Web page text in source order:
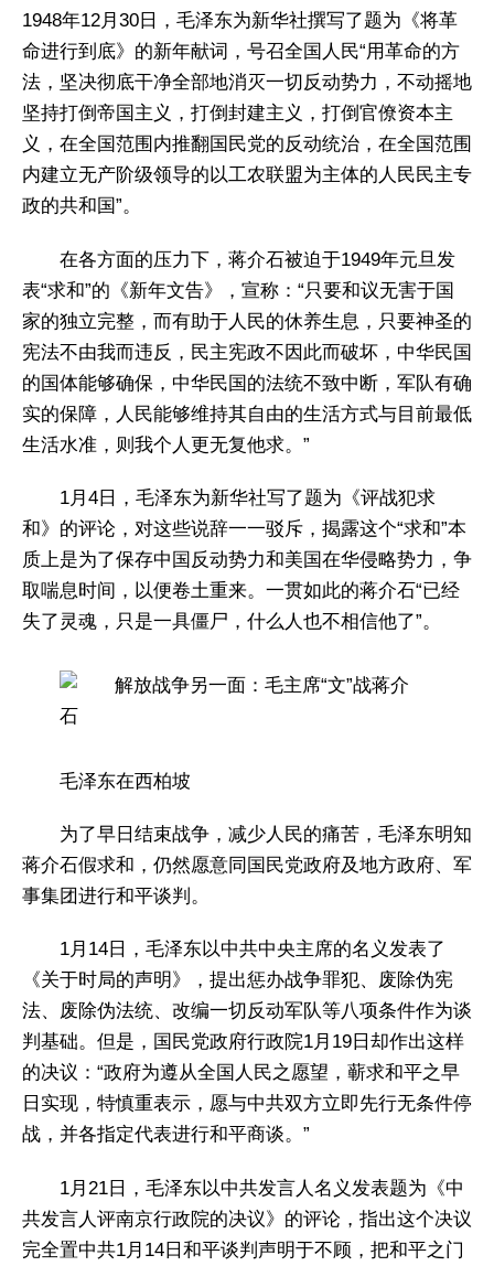
1948年12月30日，毛泽东为新华社撰写了题为《将革
命进行到底》的新年献词，号召全国人民“用革命的方
法，坚决彻底干净全部地消灭一切反动势力，不动摇地
坚持打倒帝国主义，打倒封建主义，打倒官僚资本主
义，在全国范围内推翻国民党的反动统治，在全国范围
内建立无产阶级领导的以工农联盟为主体的人民民主专
政的共和国”。
在各方面的压力下，蒋介石被迫于1949年元旦发
表“求和”的《新年文告》，宣称：“只要和议无害于国
家的独立完整，而有助于人民的休养生息，只要神圣的
宪法不由我而违反，民主宪政不因此而破坏，中华民国
的国体能够确保，中华民国的法统不致中断，军队有确
实的保障，人民能够维持其自由的生活方式与目前最低
生活水准，则我个人更无复他求。”
1月4日，毛泽东为新华社写了题为《评战犯求
和》的评论，对这些说辞一一驳斥，揭露这个“求和”本
质上是为了保存中国反动势力和美国在华侵略势力，争
取喘息时间，以便卷土重来。一贯如此的蒋介石“已经
失了灵魂，只是一具僵尸，什么人也不相信他了”。
毛泽东在西柏坡
为了早日结束战争，减少人民的痛苦，毛泽东明知
蒋介石假求和，仍然愿意同国民党政府及地方政府、军
事集团进行和平谈判。
1月14日，毛泽东以中共中央主席的名义发表了
《关于时局的声明》，提出惩办战争罪犯、废除伪宪
法、废除伪法统、改编一切反动军队等八项条件作为谈
判基础。但是，国民党政府行政院1月19日却作出这样
的决议：“政府为遵从全国人民之愿望，蕲求和平之早
日实现，特慎重表示，愿与中共双方立即先行无条件停
战，并各指定代表进行和平商谈。”
1月21日，毛泽东以中共发言人名义发表题为《中
共发言人评南京行政院的决议》的评论，指出这个决议
完全置中共1月14日和平谈判声明于不顾，把和平之门